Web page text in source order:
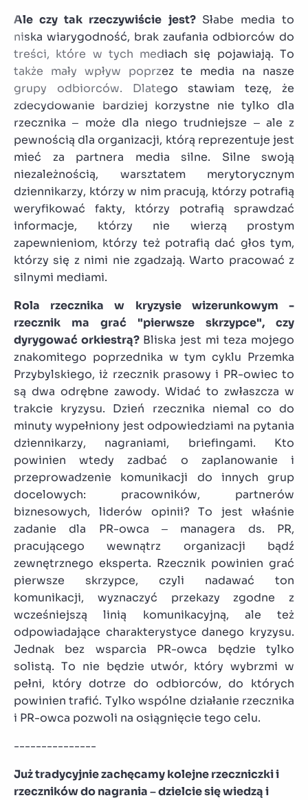
Ale czy tak rzeczywiście jest? Słabe media to
niska wiarygodność, brak zaufania odbiorców do
treści, które w tych mediach się pojawiają. To
także mały wpływ poprzez te media na nasze
grupy odbiorców. Dlatego stawiam tezę, że
zdecydowanie bardziej korzystne nie tylko dla
rzecznika – może dla niego trudniejsze – ale z
pewnością dla organizacji, którą reprezentuje jest
mieć za partnera media silne. Silne swoją
niezależnością, warsztatem merytorycznym
dziennikarzy, którzy w nim pracują, którzy potrafią
weryfikować fakty, którzy potrafią sprawdzać
informacje, którzy nie wierzą prostym
zapewnieniom, którzy też potrafią dać głos tym,
którzy się z nimi nie zgadzają. Warto pracować z
silnymi mediami.
Rola rzecznika w kryzysie wizerunkowym -
rzecznik ma grać "pierwsze skrzypce", czy
dyrygować orkiestrą? Bliska jest mi teza mojego
znakomitego poprzednika w tym cyklu Przemka
Przybylskiego, iż rzecznik prasowy i PR-owiec to
są dwa odrębne zawody. Widać to zwłaszcza w
trakcie kryzysu. Dzień rzecznika niemal co do
minuty wypełniony jest odpowiedziami na pytania
dziennikarzy, nagraniami, briefingami. Kto
powinien wtedy zadbać o zaplanowanie i
przeprowadzenie komunikacji do innych grup
docelowych: pracowników, partnerów
biznesowych, liderów opinii? To jest właśnie
zadanie dla PR-owca – managera ds. PR,
pracującego wewnątrz organizacji bądź
zewnętrznego eksperta. Rzecznik powinien grać
pierwsze skrzypce, czyli nadawać ton
komunikacji, wyznaczyć przekazy zgodne z
wcześniejszą linią komunikacyjną, ale też
odpowiadające charakterystyce danego kryzysu.
Jednak bez wsparcia PR-owca będzie tylko
solistą. To nie będzie utwór, który wybrzmi w
pełni, który dotrze do odbiorców, do których
powinien trafić. Tylko wspólne działanie rzecznika
i PR-owca pozwoli na osiągnięcie tego celu.
---------------
Już tradycyjnie zachęcamy kolejne rzeczniczki i
rzeczników do nagrania – dzielcie się wiedzą i